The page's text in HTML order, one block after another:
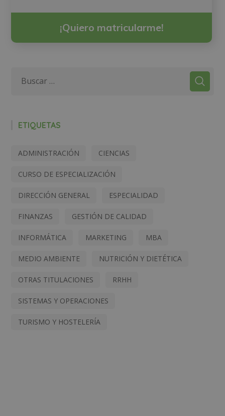
¡Quiero matricularme!
ETIQUETAS
ADMINISTRACIÓN CIENCIAS
CURSO DE ESPECIALIZACIÓN
DIRECCIÓN GENERAL ESPECIALIDAD
FINANZAS GESTIÓN DE CALIDAD
INFORMÁTICA MARKETING MBA
MEDIO AMBIENTE NUTRICIÓN Y DIETÉTICA
OTRAS TITULACIONES RRHH
SISTEMAS Y OPERACIONES
TURISMO Y HOSTELERÍA